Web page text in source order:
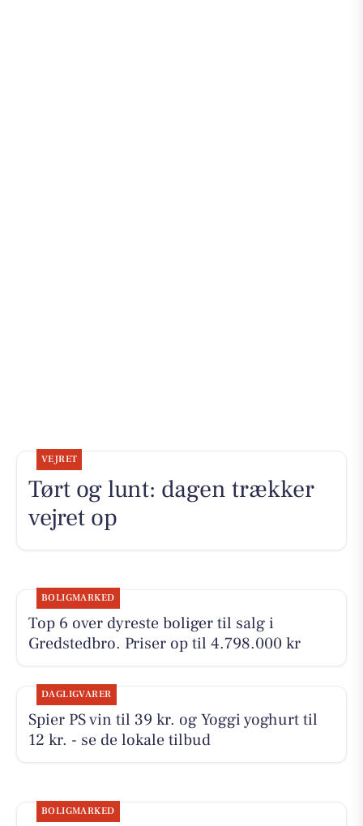
VEJRET
Tørt og lunt: dagen trækker
vejret op
BOLIGMARKED
Top 6 over dyreste boliger til salg i
Gredstedbro. Priser op til 4.798.000 kr
DAGLIGVARER
Spier PS vin til 39 kr. og Yoggi yoghurt til
12 kr. - se de lokale tilbud
BOLIGMARKED